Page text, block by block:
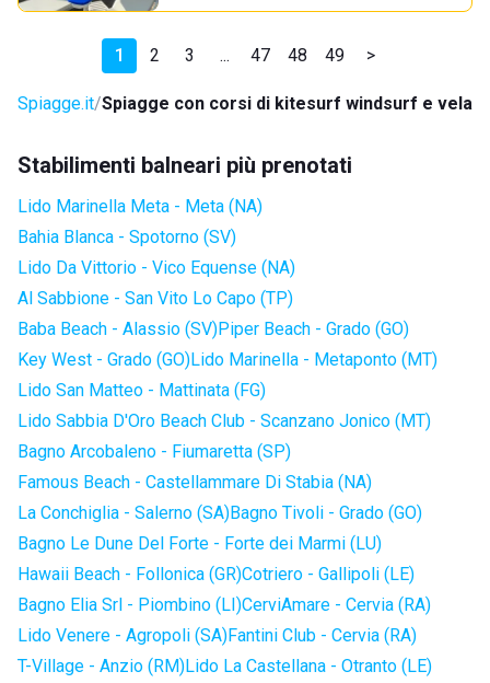
1 2 3 ... 47 48 49 >
Spiagge.it Spiagge con corsi di kitesurf windsurf e vela
Stabilimenti balneari più prenotati
Lido Marinella Meta - Meta (NA)
Bahia Blanca - Spotorno (SV)
Lido Da Vittorio - Vico Equense (NA)
Al Sabbione - San Vito Lo Capo (TP)
Baba Beach - Alassio (SV)Piper Beach - Grado (GO)
Key West - Grado (GO)Lido Marinella - Metaponto (MT)
Lido San Matteo - Mattinata (FG)
Lido Sabbia D'Oro Beach Club - Scanzano Jonico (MT)
Bagno Arcobaleno - Fiumaretta (SP)
Famous Beach - Castellammare Di Stabia (NA)
La Conchiglia - Salerno (SA)Bagno Tivoli - Grado (GO)
Bagno Le Dune Del Forte - Forte dei Marmi (LU)
Hawaii Beach - Follonica (GR)Cotriero - Gallipoli (LE)
Bagno Elia Srl - Piombino (LI)CerviAmare - Cervia (RA)
Lido Venere - Agropoli (SA)Fantini Club - Cervia (RA)
T-Village - Anzio (RM)Lido La Castellana - Otranto (LE)